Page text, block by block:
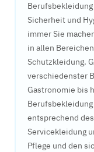
Sicherheit und
immer Sie
in allen
Schutzkleidung.
verschiedenster
Gastronomie bis
entsprechend
Servicekleidung
Pflege und den